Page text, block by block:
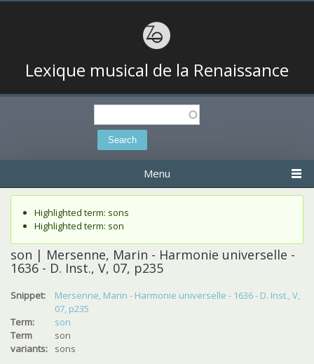
Lexique musical de la Renaissance
Search
Menu
Status message
Highlighted term: sons
Highlighted term: son
son | Mersenne, Marin - Harmonie universelle -
1636 - D. Inst., V, 07, p235
Snippet:
Mersenne, Marin - Harmonie universelle - 1636 - D. Inst., V,
07, p235
Term:
son
Term
variants:
son
sons